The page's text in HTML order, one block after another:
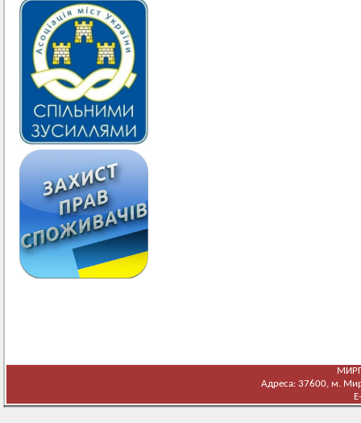
Адреса: 37600, м.